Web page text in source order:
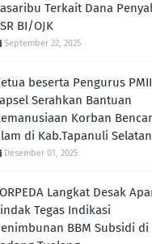
Terkait Dana
BI/OJK
September 22, 2025
beserta Pengurus
Serahkan Bantuan
Korban
di Kab.Tapanuli Selatan
Desember 01, 2025
Langkat Desak
Tegas Indikasi
BBM Subsidi di